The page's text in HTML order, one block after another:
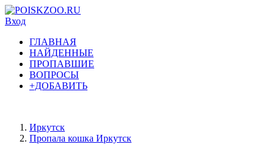
Вход
ГЛАВНАЯ
НАЙДЕННЫЕ
ПРОПАВШИЕ
ВОПРОСЫ
+ДОБАВИТЬ
Иркутск
Пропала кошка Иркутск